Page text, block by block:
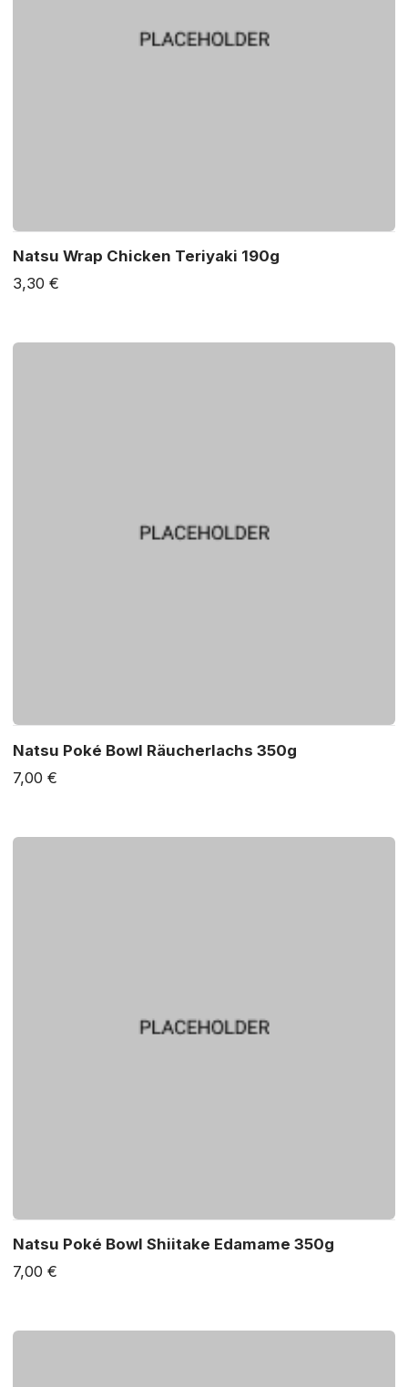
Natsu Wrap Chicken Teriyaki 190g
3,30 €
Natsu Poké Bowl Räucherlachs 350g
7,00 €
Natsu Poké Bowl Shiitake Edamame 350g
7,00 €